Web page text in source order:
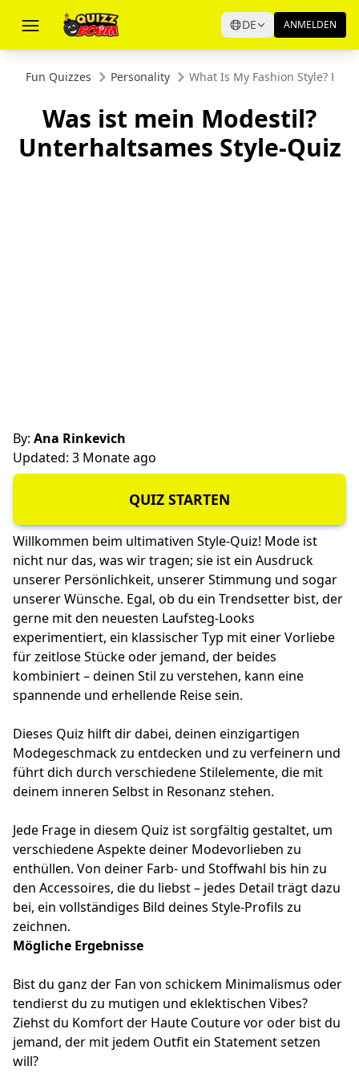
DE ANMELDEN
Fun Quizzes Personality What Is My Fashion Style? Fun
Was ist mein Modestil?
Unterhaltsames Style-Quiz
By: Ana Rinkevich
Updated: 3 Monate ago
QUIZ STARTEN
Willkommen beim ultimativen Style-Quiz! Mode ist
nicht nur das, was wir tragen; sie ist ein Ausdruck
unserer Persönlichkeit, unserer Stimmung und sogar
unserer Wünsche. Egal, ob du ein Trendsetter bist, der
gerne mit den neuesten Laufsteg-Looks
experimentiert, ein klassischer Typ mit einer Vorliebe
für zeitlose Stücke oder jemand, der beides
kombiniert – deinen Stil zu verstehen, kann eine
spannende und erhellende Reise sein.
Dieses Quiz hilft dir dabei, deinen einzigartigen
Modegeschmack zu entdecken und zu verfeinern und
führt dich durch verschiedene Stilelemente, die mit
deinem inneren Selbst in Resonanz stehen.
Jede Frage in diesem Quiz ist sorgfältig gestaltet, um
verschiedene Aspekte deiner Modevorlieben zu
enthüllen. Von deiner Farb- und Stoffwahl bis hin zu
den Accessoires, die du liebst – jedes Detail trägt dazu
bei, ein vollständiges Bild deines Style-Profils zu
zeichnen.
Mögliche Ergebnisse
Bist du ganz der Fan von schickem Minimalismus oder
tendierst du zu mutigen und eklektischen Vibes?
Ziehst du Komfort der Haute Couture vor oder bist du
jemand, der mit jedem Outfit ein Statement setzen
will?